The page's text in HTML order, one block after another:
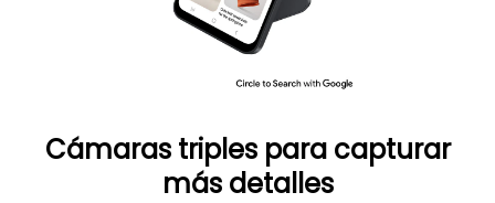
Cámaras triples para capturar
más detalles